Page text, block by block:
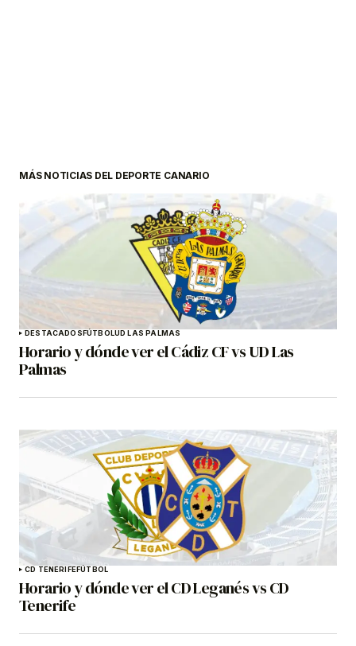
MÁS NOTICIAS DEL DEPORTE CANARIO
DESTACADOSFÚTBOLUD LAS PALMAS
Horario y dónde ver el Cádiz CF vs UD Las
Palmas
CD TENERIFEFÚTBOL
Horario y dónde ver el CD Leganés vs CD
Tenerife